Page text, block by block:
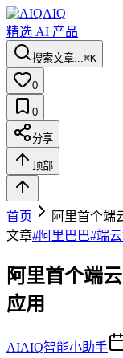
AIQ
精选 AI 产品
搜索文章...⌘K
0
0
分享
顶部
首页
阿里首个端
文章#阿里巴巴#端
阿里首个端
应用
AIAIQ智能小助手